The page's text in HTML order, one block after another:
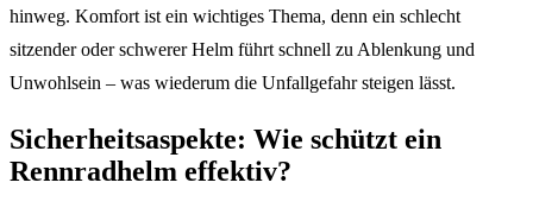
hinweg. Komfort ist ein wichtiges Thema, denn ein schlecht
sitzender oder schwerer Helm führt schnell zu Ablenkung und
Unwohlsein – was wiederum die Unfallgefahr steigen lässt.
Sicherheitsaspekte: Wie schützt ein
Rennradhelm effektiv?